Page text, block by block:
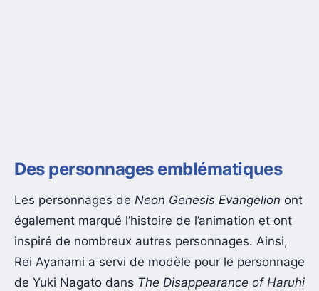
Des personnages emblématiques
Les personnages de Neon Genesis Evangelion ont
également marqué l’histoire de l’animation et ont
inspiré de nombreux autres personnages. Ainsi,
Rei Ayanami a servi de modèle pour le personnage
de Yuki Nagato dans The Disappearance of Haruhi